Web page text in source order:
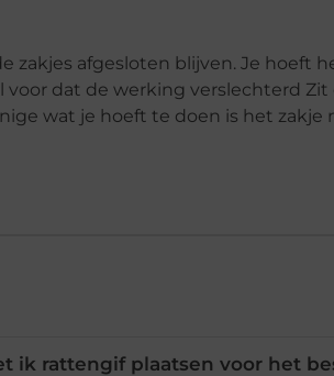
zakjes afgesloten blijven. Je hoeft
dat de werking verslechterd
wat je hoeft te doen is het zakje
ik rattengif plaatsen voor het